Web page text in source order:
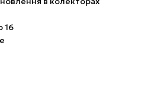
16